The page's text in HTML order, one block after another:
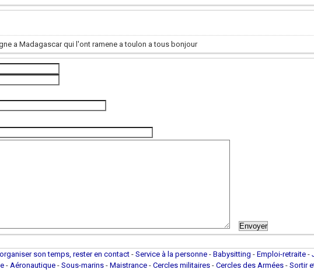
a Madagascar qui l'ont ramene a toulon a tous bonjour
son temps, rester en contact - Service à la personne - Babysitting - Emploi-retraite -
- Aéronautique - Sous-marins - Maistrance - Cercles militaires - Cercles des Armées - Sortir